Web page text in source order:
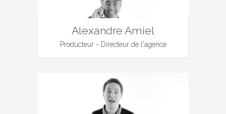
Alexandre Amiel
Producteur - Directeur de l'agence